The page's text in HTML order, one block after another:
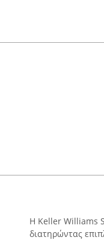
Η Keller Williams
διατηρώντας